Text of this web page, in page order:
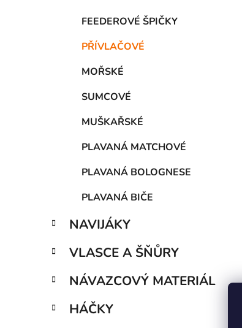
FEEDEROVÉ ŠPIČKY
PŘÍVLAČOVÉ
MOŘSKÉ
SUMCOVÉ
MUŠKAŘSKÉ
PLAVANÁ MATCHOVÉ
PLAVANÁ BOLOGNESE
PLAVANÁ BIČE
NAVIJÁKY
VLASCE A ŠŇŮRY
NÁVAZCOVÝ MATERIÁL
HÁČKY